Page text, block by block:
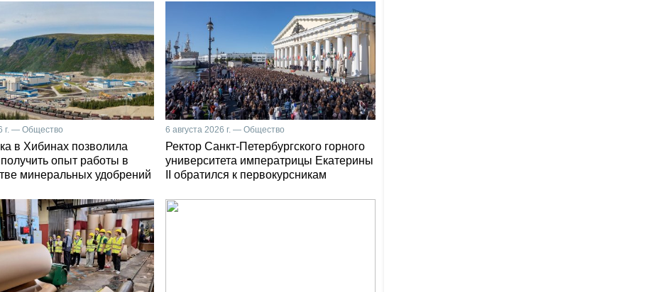
г. — Общество
в Хибинах позволила
опыт работы в
минеральных удобрений
6 августа 2026 г. — Общество
Ректор Санкт-Петербургского горного
университета императрицы Екатерины
II обратился к первокурсникам